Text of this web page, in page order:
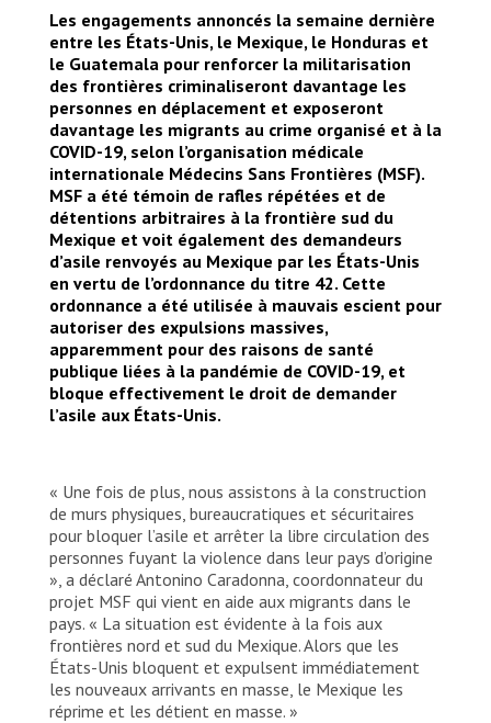
Diócesis de Coatzacoalcos (Coatzacoalcos,
Veracruz).
© Yesika Ocampo/MSF
Les engagements annoncés la semaine dernière
entre les États-Unis, le Mexique, le Honduras et
le Guatemala pour renforcer la militarisation
des frontières criminaliseront davantage les
personnes en déplacement et exposeront
davantage les migrants au crime organisé et à la
COVID-19, selon l’organisation médicale
internationale Médecins Sans Frontières (MSF).
MSF a été témoin de rafles répétées et de
détentions arbitraires à la frontière sud du
Mexique et voit également des demandeurs
d’asile renvoyés au Mexique par les États-Unis
en vertu de l’ordonnance du titre 42. Cette
ordonnance a été utilisée à mauvais escient pour
autoriser des expulsions massives,
apparemment pour des raisons de santé
publique liées à la pandémie de COVID-19, et
bloque effectivement le droit de demander
l’asile aux États-Unis.
« Une fois de plus, nous assistons à la construction
de murs physiques, bureaucratiques et sécuritaires
pour bloquer l’asile et arrêter la libre circulation des
personnes fuyant la violence dans leur pays d’origine
», a déclaré Antonino Caradonna, coordonnateur du
projet MSF qui vient en aide aux migrants dans le
pays. « La situation est évidente à la fois aux
frontières nord et sud du Mexique. Alors que les
États-Unis bloquent et expulsent immédiatement
les nouveaux arrivants en masse, le Mexique les
réprime et les détient en masse. »